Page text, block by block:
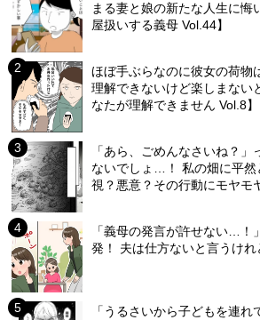
まる妻と娘の新たな人生に悔
屋扱いする義母 Vol.44】
ほぼ手ぶらなのに彼女の荷物
理解できないけど楽しまない
なたが理解できません Vol.8】
「あら、ごめんなさいね？
ないでしょ…！ 私の畑に平
視？悪意？その行動にモヤモ
「義母の発言が許せない…！
発！ 夫は仕方ないと言うけれ
「うるさいから子どもを連